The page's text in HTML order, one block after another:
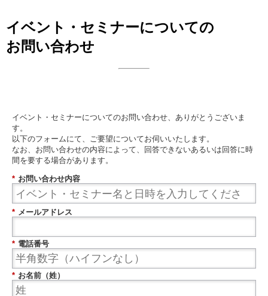
イベント・セミナーについての
お問い合わせ
イベント・セミナーについてのお問い合わせ、ありがとうございま
す。
以下のフォームにて、ご要望についてお伺いいたします。
なお、お問い合わせの内容によって、回答できないあるいは回答に時
間を要する場合があります。
* お問い合わせ内容
* メールアドレス
* 電話番号
* お名前（姓）